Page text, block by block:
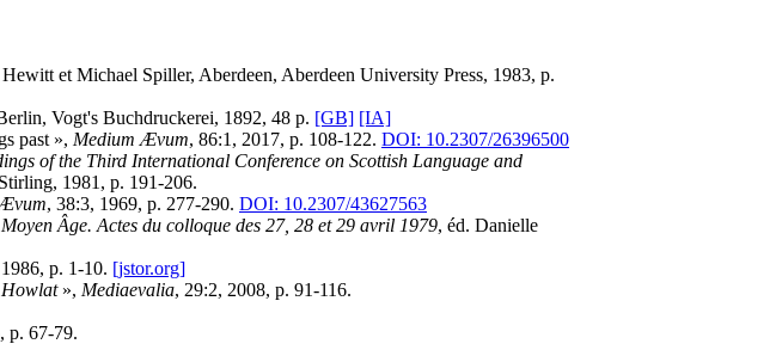
et Michael Spiller, Aberdeen, Aberdeen University Press, 1983, p.
Vogt's Buchdruckerei, 1892, 48 p. [GB] [IA]
past », Medium Ævum, 86:1, 2017, p. 108-122. DOI: 10.2307/26396500
of the Third International Conference on Scottish Language and
1981, p. 191-206.
, 38:3, 1969, p. 277-290. DOI: 10.2307/43627563
Âge. Actes du colloque des 27, 28 et 29 avril 1979, éd. Danielle
p. 1-10. [jstor.org]
Howlat», Mediaevalia, 29:2, 2008, p. 91-116.
p. 67-79.